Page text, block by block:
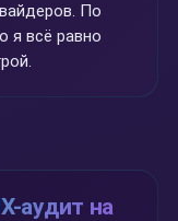
По
я всё равно
аудит на